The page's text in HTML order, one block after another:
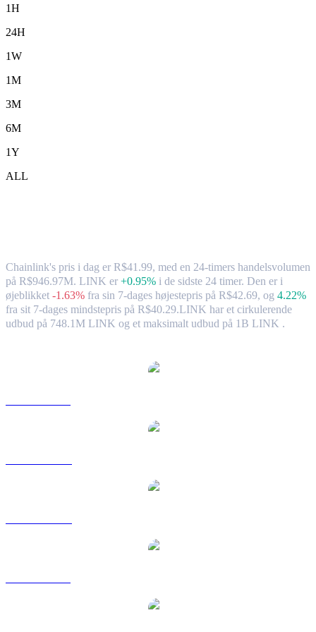
1H
24H
1W
1M
3M
6M
1Y
ALL
Chainlink's pris i dag er R$41.99, med en 24-timers handelsvolumen
på R$946.97M. LINK er +0.95% i de sidste 24 timer. Den er i
øjeblikket -1.63% fra sin 7-dages højestepris på R$42.69, og 4.22%
fra sit 7-dages mindstepris på R$40.29.LINK har et cirkulerende
udbud på 748.1M LINK og et maksimalt udbud på 1B LINK .